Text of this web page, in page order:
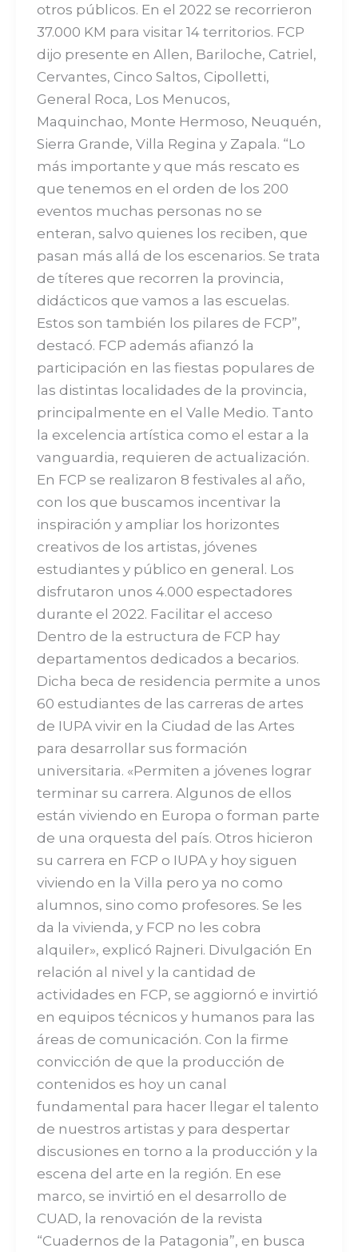
otros públicos. En el 2022 se recorrieron
37.000 KM para visitar 14 territorios. FCP
dijo presente en Allen, Bariloche, Catriel,
Cervantes, Cinco Saltos, Cipolletti,
General Roca, Los Menucos,
Maquinchao, Monte Hermoso, Neuquén,
Sierra Grande, Villa Regina y Zapala. “Lo
más importante y que más rescato es
que tenemos en el orden de los 200
eventos muchas personas no se
enteran, salvo quienes los reciben, que
pasan más allá de los escenarios. Se trata
de títeres que recorren la provincia,
didácticos que vamos a las escuelas.
Estos son también los pilares de FCP”,
destacó. FCP además afianzó la
participación en las fiestas populares de
las distintas localidades de la provincia,
principalmente en el Valle Medio. Tanto
la excelencia artística como el estar a la
vanguardia, requieren de actualización.
En FCP se realizaron 8 festivales al año,
con los que buscamos incentivar la
inspiración y ampliar los horizontes
creativos de los artistas, jóvenes
estudiantes y público en general. Los
disfrutaron unos 4.000 espectadores
durante el 2022. Facilitar el acceso
Dentro de la estructura de FCP hay
departamentos dedicados a becarios.
Dicha beca de residencia permite a unos
60 estudiantes de las carreras de artes
de IUPA vivir en la Ciudad de las Artes
para desarrollar sus formación
universitaria. «Permiten a jóvenes lograr
terminar su carrera. Algunos de ellos
están viviendo en Europa o forman parte
de una orquesta del país. Otros hicieron
su carrera en FCP o IUPA y hoy siguen
viviendo en la Villa pero ya no como
alumnos, sino como profesores. Se les
da la vivienda, y FCP no les cobra
alquiler», explicó Rajneri. Divulgación En
relación al nivel y la cantidad de
actividades en FCP, se aggiornó e invirtió
en equipos técnicos y humanos para las
áreas de comunicación. Con la firme
convicción de que la producción de
contenidos es hoy un canal
fundamental para hacer llegar el talento
de nuestros artistas y para despertar
discusiones en torno a la producción y la
escena del arte en la región. En ese
marco, se invirtió en el desarrollo de
CUAD, la renovación de la revista
“Cuadernos de la Patagonia”, en busca